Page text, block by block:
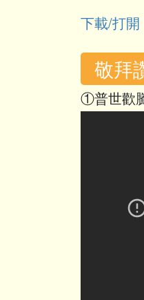
下載/打開
敬拜
①普世歡